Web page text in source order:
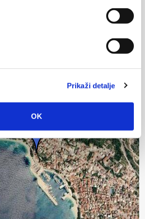
Prikaži detalje
OK
Conditions d'utilisation